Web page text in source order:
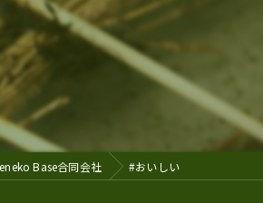
Base合同会社 #おいしい